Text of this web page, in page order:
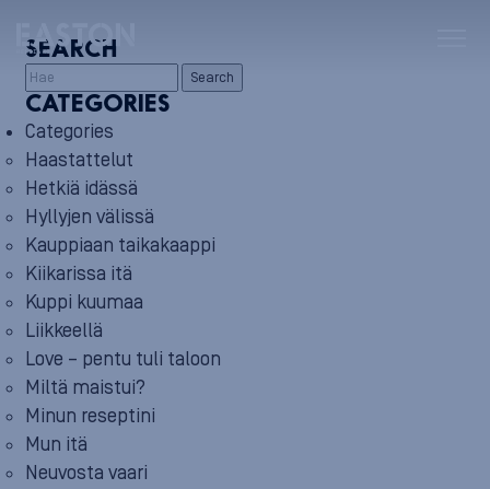
SEARCH
Search
CATEGORIES
Categories
Haastattelut
Hetkiä idässä
Hyllyjen välissä
Kauppiaan taikakaappi
Kiikarissa itä
Kuppi kuumaa
Liikkeellä
Love – pentu tuli taloon
Miltä maistui?
Minun reseptini
Mun itä
Neuvosta vaari